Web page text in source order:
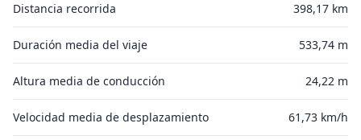
Distancia recorrida 398,17 km
Duración media del viaje 533,74 m
Altura media de conducción 24,22 m
Velocidad media de desplazamiento 61,73 km/h